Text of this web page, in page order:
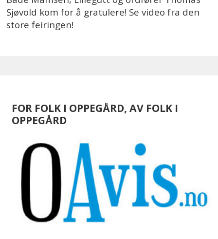
Sjøvold kom for å gratulere! Se video fra den
store feiringen!
FOR FOLK I OPPEGÅRD, AV FOLK I
OPPEGÅRD